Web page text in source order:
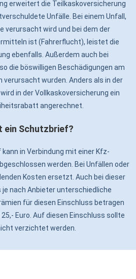
erweitert die Teilkaskoversicherung
Unfälle. Bei einem Unfall,
verursacht wird und bei dem der
ist (Fahrerflucht), leistet die
ebenfalls. Außerdem auch bei
die böswilligen Beschädigungen am
verursacht wurden. Anders als in der
in der Vollkaskoversicherung ein
angerechnet.
ein Schutzbrief?
in Verbindung mit einer Kfz-
werden. Bei Unfällen oder
Kosten ersetzt. Auch bei dieser
nach Anbieter unterschiedliche
für diesen Einschluss betragen
Euro. Auf diesen Einschluss sollte
verzichtet werden.